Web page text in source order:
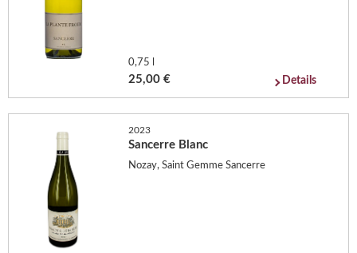
0,75 l
25,00 € Details
2023
Sancerre Blanc
Nozay, Saint Gemme Sancerre